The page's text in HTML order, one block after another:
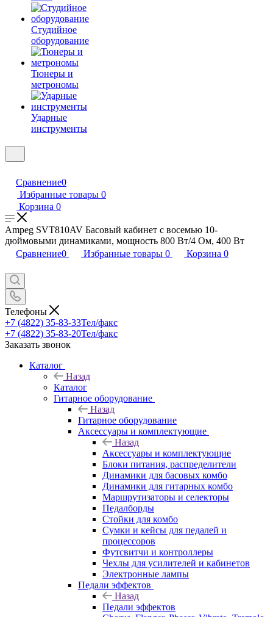
Студийное
оборудование
Тюнеры и
метрономы
Ударные
инструменты
Сравнение0
Избранные товары 0
Корзина 0
Ampeg SVT810AV Басовый кабинет с восемью 10-
дюймовыми динамиками, мощность 800 Вт/4 Ом, 400 Вт
Сравнение0 Избранные товары 0 Корзина 0
Телефоны
+7 (4822) 35-83-33Тел/факс
+7 (4822) 35-83-20Тел/факс
Заказать звонок
Каталог
Назад
Каталог
Гитарное оборудование
Назад
Гитарное оборудование
Аксессуары и комплектующие
Назад
Аксессуары и комплектующие
Блоки питания, распределители
Динамики для басовых комбо
Динамики для гитарных комбо
Маршрутизаторы и селекторы
Педалборды
Стойки для комбо
Сумки и кейсы для педалей и
процессоров
Футсвитчи и контроллеры
Чехлы для усилителей и кабинетов
Электронные лампы
Педали эффектов
Назад
Педали эффектов